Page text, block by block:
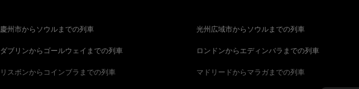
慶州市からソウルまでの列車 光州広域市からソウルまでの列車
ダブリンからゴールウェイまでの列車 ロンドンからエディンバラまでの列車
リスボンからコインブラまでの列車 マドリードからマラガまでの列車